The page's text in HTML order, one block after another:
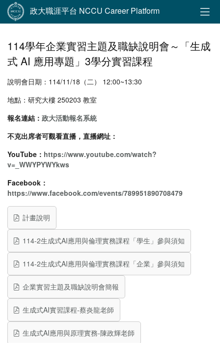
政大職涯平台 NCCU Career Platform
114學年企業實習主題及職缺說明會～「生成
式 AI 應用專題」3學分實習課程
說明會日期：114/11/18（二） 12:00~13:30
地點：研究大樓 250203 教室
報名連結： 政大活動報名系統
不克出席者可觀看直播，直播網址：
YouTube： https://www.youtube.com/watch?
v=_WWYPYWYkws
Facebook：
https://www.facebook.com/events/789951890708479
計畫說明
114-2生成式AI應用與倫理實務課程「學生」參與須知
114-2生成式AI應用與倫理實務課程「企業」參與須知
企業實習主題及職缺說明會簡報
生成式AI實習課程-蔡炎龍老師
生成式AI應用與原理實務-陳政輝老師